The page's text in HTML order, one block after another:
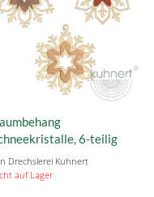
6-teilig
Drechslerei Kuhnert
auf Lager